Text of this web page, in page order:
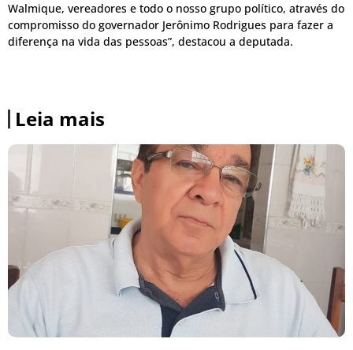
Walmique, vereadores e todo o nosso grupo político, através do
compromisso do governador Jerônimo Rodrigues para fazer a
diferença na vida das pessoas”, destacou a deputada.
Leia mais